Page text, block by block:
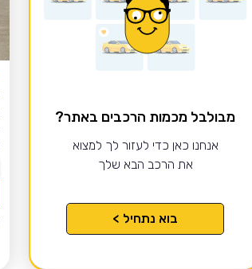
מבולבל מכמות הרכבים באתר?
אנחנו כאן כדי לעזור לך למצוא
את הרכב הבא שלך
בוא נתחיל >